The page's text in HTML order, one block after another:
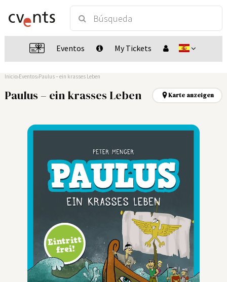
Eventos My Tickets
Inicio Eventos Paulus – ein krasses Leben
Paulus – ein krasses Leben Karte anzeigen